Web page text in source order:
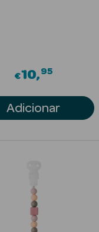
€10 95
Adicionar